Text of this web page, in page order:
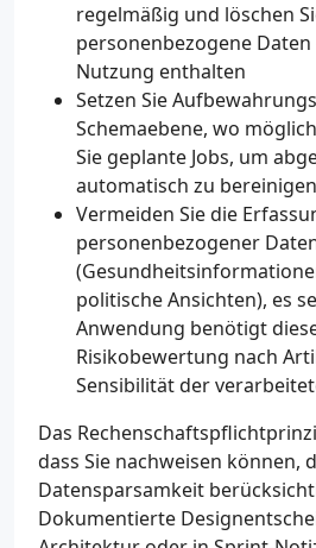
regelmäßig und löschen
personenbezogene
Nutzung enthalten
Setzen Sie
Schemaebene, wo
Sie geplante Jobs, um
automatisch zu bereinigen
Vermeiden Sie die
personenbezogener
politische Ansichten), es
Anwendung benötigt
Risikobewertung nach
Sensibilität der
Das
dass Sie nachweisen können,
Datensparsamkeit
Dokumentierte